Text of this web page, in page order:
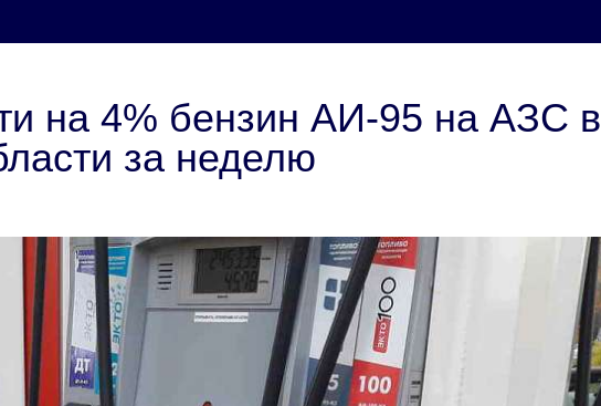
на 4% бензин АИ-95 на АЗС в
за неделю